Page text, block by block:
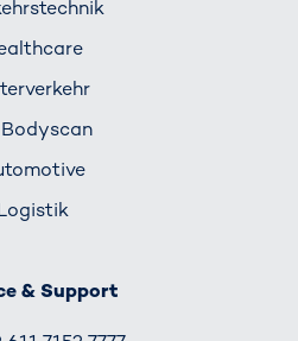
& Support